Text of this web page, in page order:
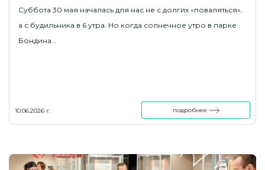
Суббота 30 мая началась для нас не с долгих «поваляться»,
а с будильника в 6 утра. Но когда солнечное утро в парке
Бондина…
10.06.2026 г. подробнее